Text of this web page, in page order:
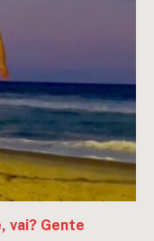
vai? Gente